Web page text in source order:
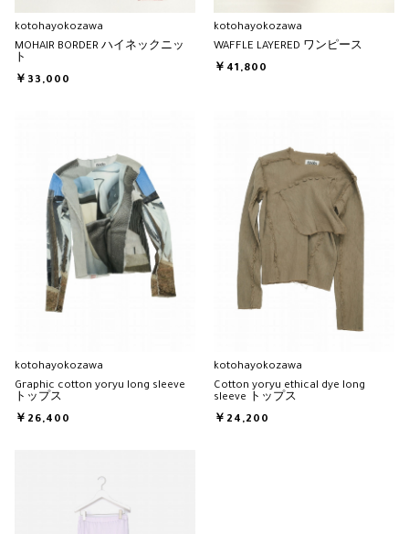
kotohayokozawa
MOHAIR BORDER ハイネックニッ
ト
￥33,000
kotohayokozawa
WAFFLE LAYERED ワンピース
￥41,800
kotohayokozawa
Graphic cotton yoryu long sleeve
トップス
￥26,400
kotohayokozawa
Cotton yoryu ethical dye long
sleeve トップス
￥24,200